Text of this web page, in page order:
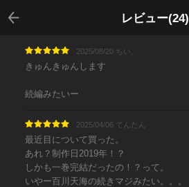
レビュー(24)
戻る
2025/08/20 ちい。
きゅんきゅんします
続編みたいー
2025/04/06 てんたん
最近目について買った。
あれ？制作日2019年！？
しかも一巻完結だったの！？って。
いやー百川天海の続きマジみたい。。。